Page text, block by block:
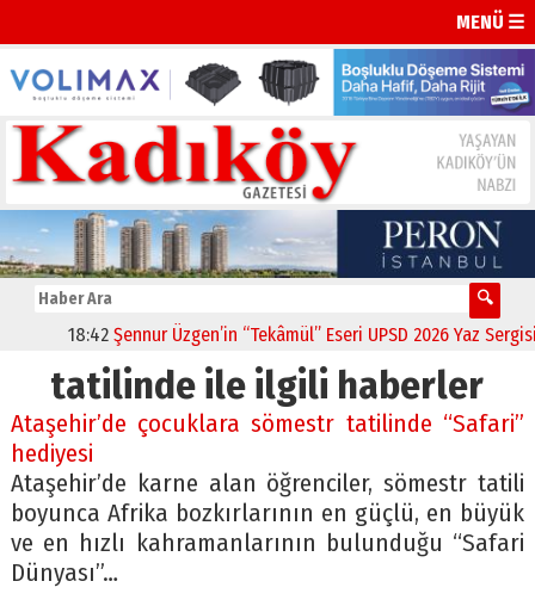
MENÜ ☰
18:42 Şennur Üzgen’in “Tekâmül” Eseri UPSD 2026 Yaz
tatilinde ile ilgili haberler
Ataşehir’de çocuklara sömestr tatilinde “Safari”
hediyesi
Ataşehir’de karne alan öğrenciler, sömestr tatili
boyunca Afrika bozkırlarının en güçlü, en büyük
ve en hızlı kahramanlarının bulunduğu “Safari
Dünyası”…